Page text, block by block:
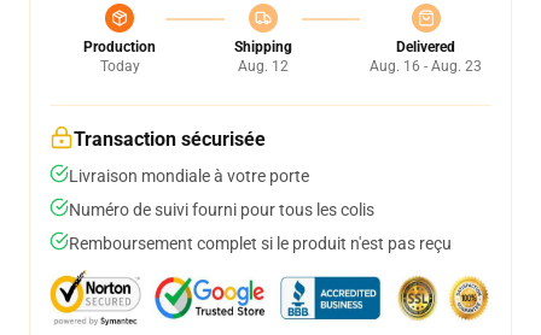
Production
Today
Shipping
Aug. 12
Delivered
Aug. 16 - Aug. 23
Transaction sécurisée
Livraison mondiale à votre porte
Numéro de suivi fourni pour tous les colis
Remboursement complet si le produit n'est pas reçu